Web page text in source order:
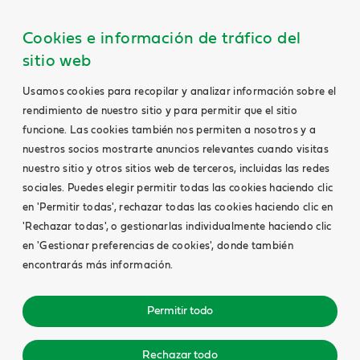
Cookies e información de tráfico del
sitio web
Usamos cookies para recopilar y analizar información sobre el
rendimiento de nuestro sitio y para permitir que el sitio
funcione. Las cookies también nos permiten a nosotros y a
nuestros socios mostrarte anuncios relevantes cuando visitas
nuestro sitio y otros sitios web de terceros, incluidas las redes
sociales. Puedes elegir permitir todas las cookies haciendo clic
en 'Permitir todas', rechazar todas las cookies haciendo clic en
'Rechazar todas', o gestionarlas individualmente haciendo clic
en 'Gestionar preferencias de cookies', donde también
encontrarás más información.
Permitir todo
Rechazar todo